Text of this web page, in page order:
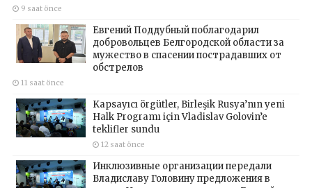
9 saat önce
Евгений Поддубный поблагодарил
добровольцев Белгородской области за
мужество в спасении пострадавших от
обстрелов
11 saat önce
Kapsayıcı örgütler, Birleşik Rusya’nın yeni
Halk Programı için Vladislav Golovin’e
teklifler sundu
12 saat önce
Инклюзивные организации передали
Владиславу Головину предложения в